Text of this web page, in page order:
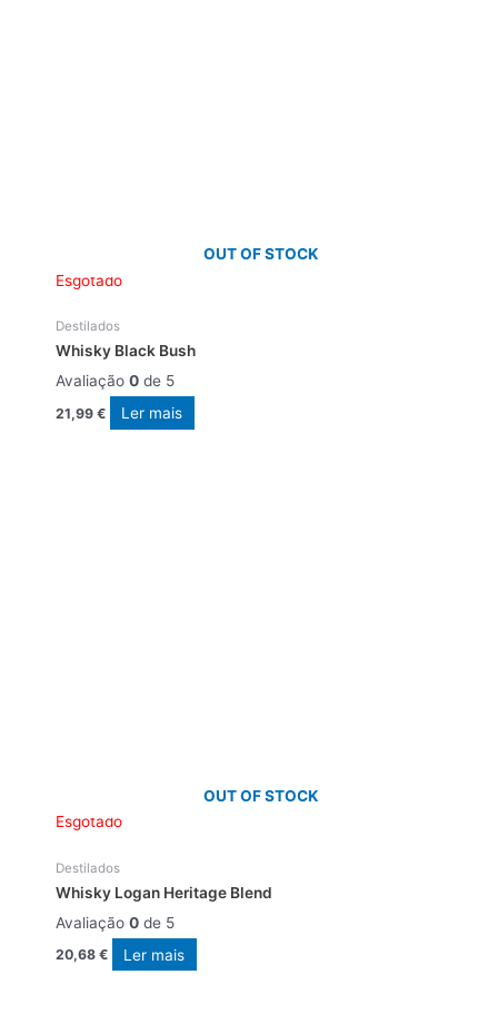
OUT OF STOCK
Esgotado
Destilados
Whisky Black Bush
Avaliação 0 de 5
21,99 € Ler mais
OUT OF STOCK
Esgotado
Destilados
Whisky Logan Heritage Blend
Avaliação 0 de 5
20,68 € Ler mais